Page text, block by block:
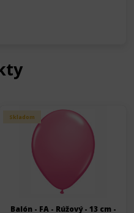
Skladom
Balón - FA - Rúžový - 13 cm -